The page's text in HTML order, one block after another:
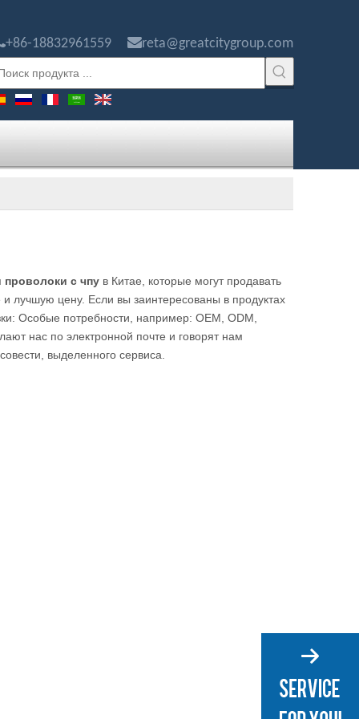
+86-18832961559 reta@greatcitygroup.com
проволоки с чпу в Китае, которые могут продавать
цену. Если вы заинтересованы в продуктах
Особые потребности, например: OEM, ODM,
нас по электронной почте и говорят нам
выделенного сервиса.